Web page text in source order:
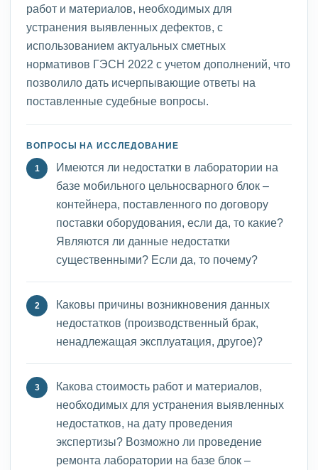
работ и материалов, необходимых для
устранения выявленных дефектов, с
использованием актуальных сметных
нормативов ГЭСН 2022 с учетом дополнений, что
позволило дать исчерпывающие ответы на
поставленные судебные вопросы.
ВОПРОСЫ НА ИССЛЕДОВАНИЕ
Имеются ли недостатки в лаборатории на
базе мобильного цельносварного блок –
контейнера, поставленного по договору
поставки оборудования, если да, то какие?
Являются ли данные недостатки
существенными? Если да, то почему?
Каковы причины возникновения данных
недостатков (производственный брак,
ненадлежащая эксплуатация, другое)?
Какова стоимость работ и материалов,
необходимых для устранения выявленных
недостатков, на дату проведения
экспертизы? Возможно ли проведение
ремонта лаборатории на базе блок –